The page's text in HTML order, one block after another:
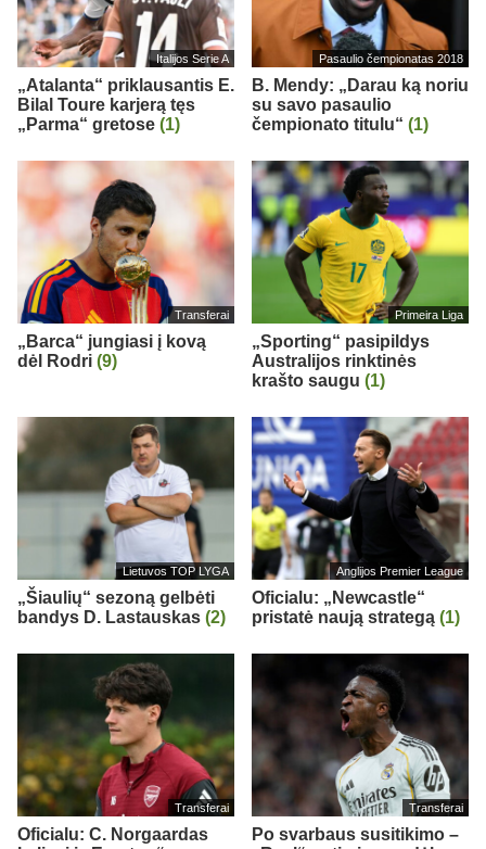
Italijos Serie A
„Atalanta“ priklausantis E.
Bilal Toure karjerą tęs
„Parma“ gretose (1)
Pasaulio čempionatas 2018
B. Mendy: „Darau ką noriu
su savo pasaulio
čempionato titulu“ (1)
Transferai
„Barca“ jungiasi į kovą
dėl Rodri (9)
Primeira Liga
„Sporting“ pasipildys
Australijos rinktinės
krašto saugu (1)
Lietuvos TOP LYGA
„Šiaulių“ sezoną gelbėti
bandys D. Lastauskas (2)
Anglijos Premier League
Oficialu: „Newcastle“
pristatė naują strategą (1)
Transferai
Oficialu: C. Norgaardas
Transferai
Po svarbaus susitikimo –